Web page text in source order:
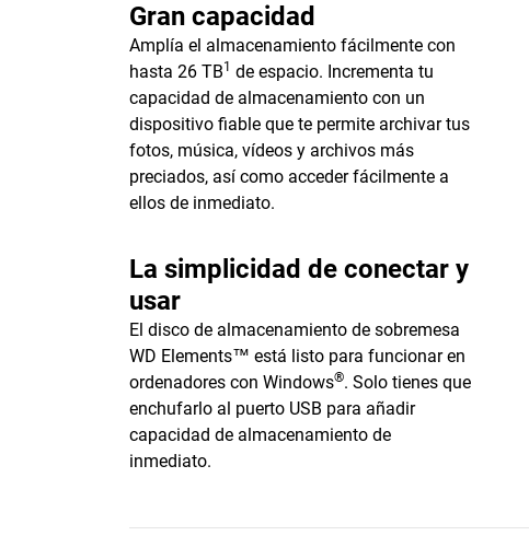
Gran capacidad
Amplía el almacenamiento fácilmente con
hasta 26 TB1 de espacio. Incrementa tu
capacidad de almacenamiento con un
dispositivo fiable que te permite archivar tus
fotos, música, vídeos y archivos más
preciados, así como acceder fácilmente a
ellos de inmediato.
La simplicidad de conectar y
usar
El disco de almacenamiento de sobremesa
WD Elements™ está listo para funcionar en
ordenadores con Windows®. Solo tienes que
enchufarlo al puerto USB para añadir
capacidad de almacenamiento de
inmediato.